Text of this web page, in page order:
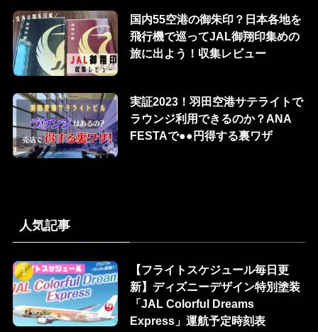
国内55空港の御朱印？日本各地を
飛行機で巡ってJAL御翔印集めの
旅に出よう！収集レビュー
実証2023！羽田空港サテライトで
ラウンジ利用できるのか？ANA
FESTAで●●円得する裏ワザ
人気記事
【フライトスケジュール毎日更
新】ディズニーデザイン特別塗装
「JAL Colorful Dreams
Express」運航予定時刻表